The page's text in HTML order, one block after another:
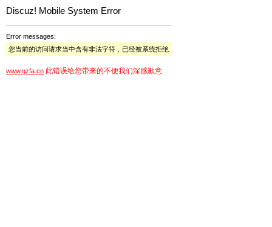
Discuz! Mobile System Error
Error messages:
您当前的访问请求当中含有非法字符，已经被系统拒绝
www.gzfa.cn 此错误给您带来的不便我们深感歉意